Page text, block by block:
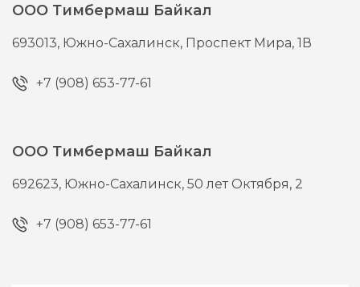
ООО Тимбермаш Байкал
693013, Южно-Сахалинск, Проспект Мира, 1В
+7 (908) 653-77-61
ООО Тимбермаш Байкал
692623, Южно-Сахалинск,50 лет Октября, 2
+7 (908) 653-77-61